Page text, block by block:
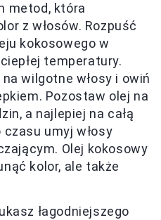
metod, która
z włosów. Rozpuść
kokosowego w
temperatury.
wilgotne włosy i owiń
Pozostaw olej na
a najlepiej na całą
czasu umyj włosy
Olej kokosowy
kolor, ale także
łagodniejszego